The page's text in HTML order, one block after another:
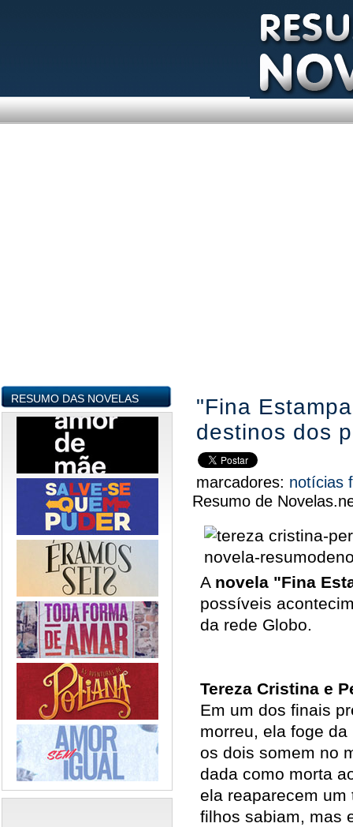
RESUMO DAS NOVELAS
"Fina
destinos dos
marcadores: notícias
Resumo de
A novela "Fina
possíveis
da rede Globo.
Tereza Cristina e
Em um dos finais
morreu, ela foge
os dois somem no
dada como morta
ela reaparecem
filhos sabiam, mas